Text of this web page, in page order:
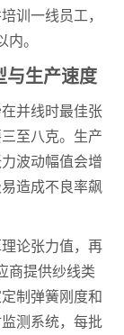
训一线员工，
。
与生产速度
并线时最佳张
至八克。生产
波动幅值会增
造成不良率飙
论张力值，再
商提供纱线类
制弹簧刚度和
测系统，每批